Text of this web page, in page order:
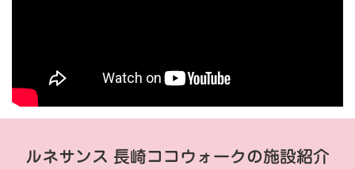
ルネサンス 長崎ココウォークの施設紹介